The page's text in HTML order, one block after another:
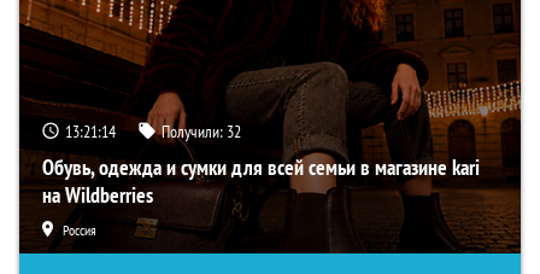
13:21:13 Получили: 32
Обувь, одежда и сумки для всей семьи в магазине kari
на Wildberries
Россия